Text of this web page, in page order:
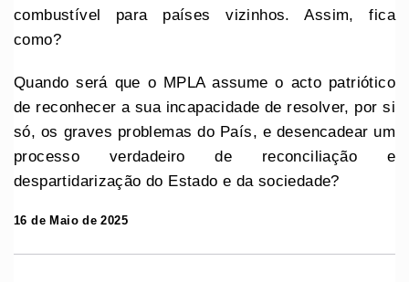
combustível para países vizinhos. Assim, fica
como?
Quando será que o MPLA assume o acto patriótico
de reconhecer a sua incapacidade de resolver, por si
só, os graves problemas do País, e desencadear um
processo verdadeiro de reconciliação e
despartidarização do Estado e da sociedade?
16 de Maio de 2025